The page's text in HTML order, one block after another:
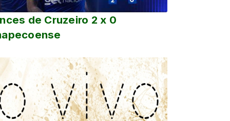
de Cruzeiro 2 x 0